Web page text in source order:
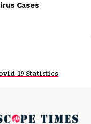
Cases
19 Statistics